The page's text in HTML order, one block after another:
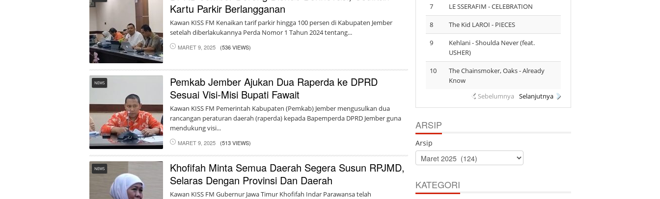
Kartu Parkir Berlangganan
Kawan KISS FM Kenaikan tarif parkir hingga 100 persen di Kabupaten Jember
setelah diberlakukannya Perda Nomor 1 Tahun 2024 tentang...
MARET 9, 2025 (536 VIEWS)
NEWS
Pemkab Jember Ajukan Dua Raperda ke DPRD
Sesuai Visi-Misi Bupati Fawait
Kawan KISS FM Pemerintah Kabupaten (Pemkab) Jember mengusulkan dua
rancangan peraturan daerah (raperda) kepada Bapemperda DPRD Jember guna
mendukung visi...
MARET 9, 2025 (513 VIEWS)
NEWS
Khofifah Minta Semua Daerah Segera Susun RPJMD,
Selaras Dengan Provinsi Dan Daerah
Kawan KISS FM Gubernur Jawa Timur Khofifah Indar Parawansa telah
7 LE SSERAFIM - CELEBRATION
8 The Kid LAROI - PIECES
9
Kehlani - Shoulda Never (feat.
USHER)
10
The Chainsmoker, Oaks - Already
Know
Sebelumnya
Selanjutnya
ARSIP
Arsip
KATEGORI